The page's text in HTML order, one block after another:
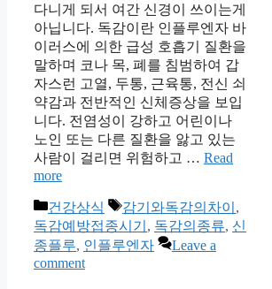
다니게 되서 여간 신경이 쓰이는게
아닙니다. 독감이란 인플루엔자 바
이러스에 의한 급성 호흡기 질환을
말하며 코나 목, 폐를 침범하여 갑
자스런 고열, 두통, 근육통, 전신 쇠
약감과 전반적인 신체증상을 보입
니다. 전염성이 강하고 어린이나
노인 또는 다른 질환을 앓고 있는
사람이 걸리면 위험하고 … Read
more
Categories
건강상식 Tags
감기와독감의차이 ,
독감예방접종시기 , 독감의종류, 신
종플루, 인플루엔자
Leave a
comment